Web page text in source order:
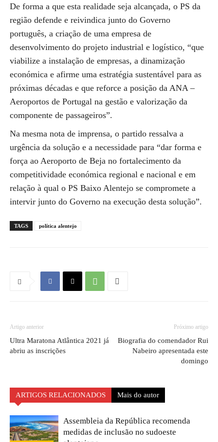
De forma a que esta realidade seja alcançada, o PS da
região defende e reivindica junto do Governo
português, a criação de uma empresa de
desenvolvimento do projeto industrial e logístico, “que
viabilize a instalação de empresas, a dinamização
económica e afirme uma estratégia sustentável para as
próximas décadas e que reforce a posição da ANA –
Aeroportos de Portugal na gestão e valorização da
componente de passageiros”.
Na mesma nota de imprensa, o partido ressalva a
urgência da solução e a necessidade para “dar forma e
força ao Aeroporto de Beja no fortalecimento da
competitividade económica regional e nacional e em
relação à qual o PS Baixo Alentejo se compromete a
intervir junto do Governo na execução desta solução”.
TAGS política alentejo
Artigo anterior
Ultra Maratona Atlântica 2021 já
abriu as inscrições
Próximo artigo
Biografia do comendador Rui
Nabeiro apresentada este
domingo
ARTIGOS RELACIONADOS Mais do autor
Assembleia da República recomenda
medidas de inclusão no sudoeste